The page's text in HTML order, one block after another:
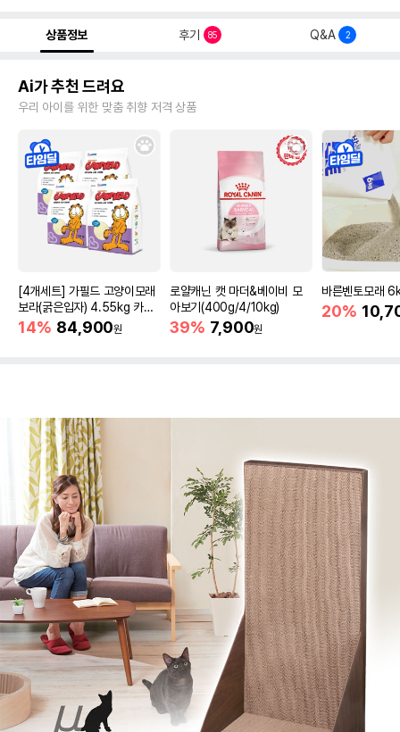
상품정보 후기 85 Q&A 2
Ai가 추천 드려요
우리 아이를 위한 맞춤 취향 저격 상품
[4개세트] 가필드 고양이모래
보라(굵은입자) 4.55kg 카사
바모래
14% 84,900원
로얄캐닌 캣 마더&베이비 모
아보기(400g/4/10kg)
39% 7,900원
바른벤토모래
20%